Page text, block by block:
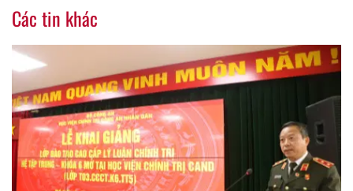
Đại biểu và học viên tham dự buổi lễ

Trần Hoài